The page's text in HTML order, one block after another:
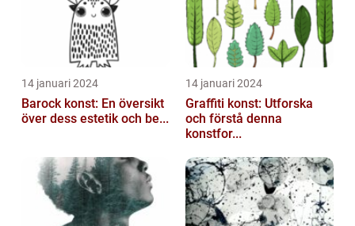
14 januari 2024
Barock konst: En översikt
över dess estetik och be...
14 januari 2024
Graffiti konst: Utforska
och förstå denna
konstfor...